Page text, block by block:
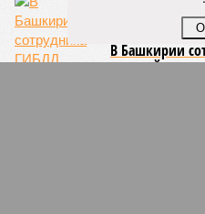
В Башкирии
крупной взятке